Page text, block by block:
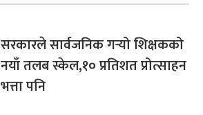
सरकारले सार्वजनिक गर्‍यो शिक्षकको
नयाँ तलब स्केल,१० प्रतिशत प्रोत्साहन
भत्ता पनि